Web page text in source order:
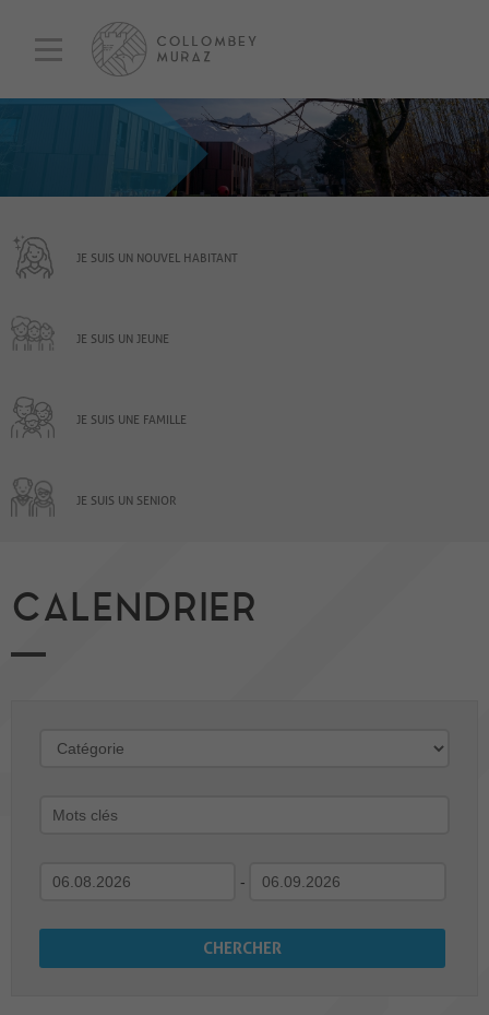
JE SUIS UN NOUVEL HABITANT
JE SUIS UN JEUNE
JE SUIS UNE FAMILLE
JE SUIS UN SENIOR
CALENDRIER
-